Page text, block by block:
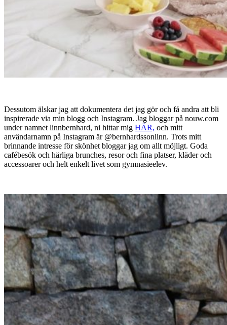
Dessutom älskar jag att dokumentera det jag gör och få andra att bli
inspirerade via min blogg och Instagram. Jag bloggar på nouw.com
under namnet linnbernhard, ni hittar mig HÄR, och mitt
användarnamn på Instagram är @bernhardssonlinn. Trots mitt
brinnande intresse för skönhet bloggar jag om allt möjligt. Goda
cafébesök och härliga brunches, resor och fina platser, kläder och
accessoarer och helt enkelt livet som gymnasieelev.